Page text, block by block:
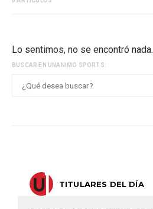
Lo sentimos, no se encontró nada.
BUSCAR EN UNANIMO SPORTS:
TITULARES DEL DÍA